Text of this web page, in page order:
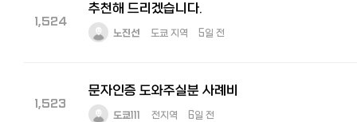
1,524
추천해 드리겠습니다.
노진선 도쿄 지역 5일 전
1,523
문자인증 도와주실분 사례비
도쿄111 전지역 6일 전